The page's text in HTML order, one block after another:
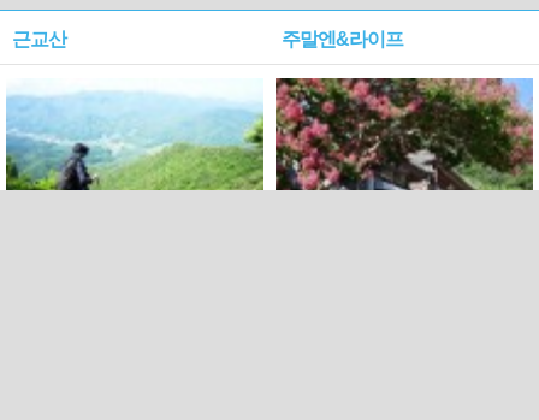
근교산 주말엔&라이프